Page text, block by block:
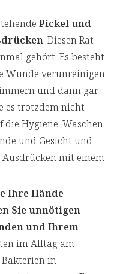
Pickel und
. Diesen Rat
gehört. Es besteht
Wunde verunreinigen
und dann gar
es trotzdem nicht
die Hygiene: Waschen
und Gesicht und
Ausdrücken mit einem
Ihre Hände
Sie unnötigen
und Ihrem
im Alltag am
in